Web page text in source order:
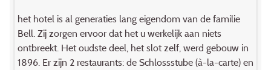
het hotel is al generaties lang eigendom van de familie
Bell. Zij zorgen ervoor dat het u werkelijk aan niets
ontbreekt. Het oudste deel, het slot zelf, werd gebouw in
1896. Er zijn 2 restaurants: de Schlossstube (à-la-carte) en